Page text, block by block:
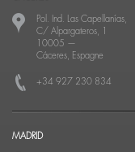
Pol. Ind. Las Capellanías,
C/ Alpargateros, 1
10005 —
Cáceres, Espagne
+34 927 230 834
MADRID